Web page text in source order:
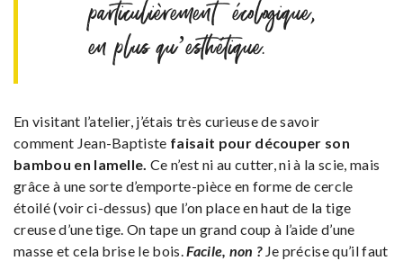
particulièrement écologique,
en plus qu’esthétique.
En visitant l’atelier, j’étais très curieuse de savoir
comment Jean-Baptiste faisait pour découper son
bambou en lamelle. Ce n’est ni au cutter, ni à la scie, mais
grâce à une sorte d’emporte-pièce en forme de cercle
étoilé (voir ci-dessus) que l’on place en haut de la tige
creuse d’une tige. On tape un grand coup à l’aide d’une
masse et cela brise le bois.Facile, non ?Je précise qu’il faut